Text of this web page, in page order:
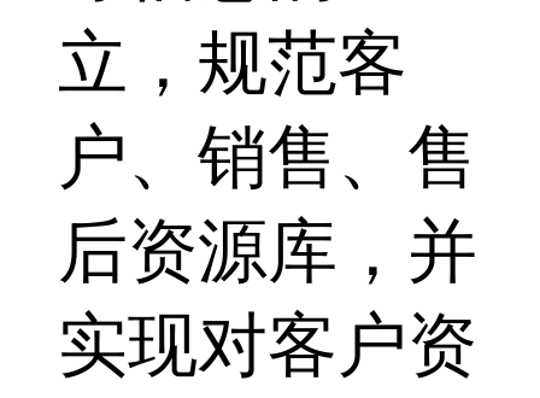
立，规范客
户、销售、售
后资源库，并
实现对客户资